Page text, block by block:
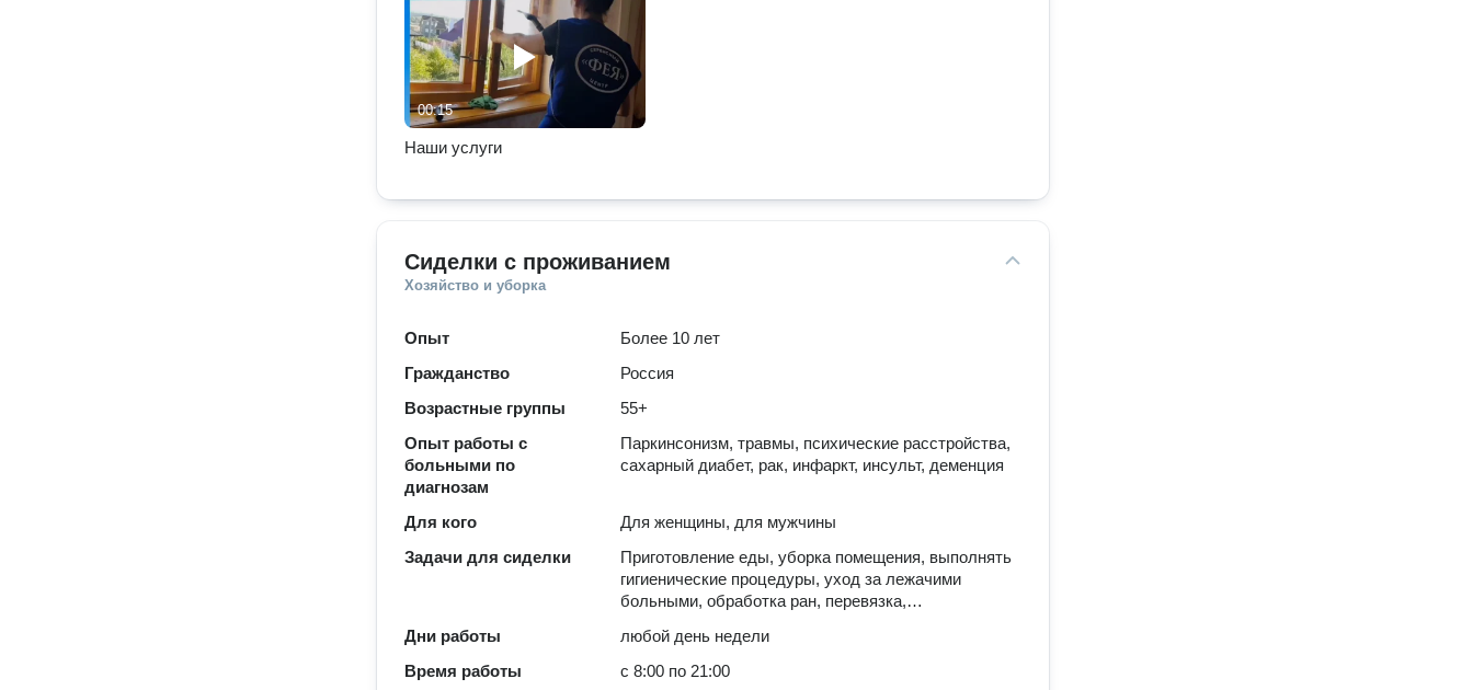
00:15
Наши услуги
Сиделки с проживанием
Хозяйство и уборка
Опыт
Более 10 лет
Гражданство
Россия
Возрастные группы
55+
Опыт работы с
больными по
диагнозам
Паркинсонизм, травмы, психические расстройства,
сахарный диабет, рак, инфаркт, инсульт, деменция
Для кого
Для женщины, для мужчины
Задачи для сиделки
Приготовление еды, уборка помещения, выполнять
гигиенические процедуры, уход за лежачими
больными, обработка ран, перевязка,
продуктов и медикаментов, прогулки, обработка
пролежней
Дни работы
любой день недели
Время работы
с 8:00 по 21:00